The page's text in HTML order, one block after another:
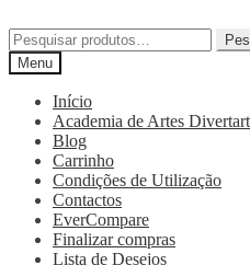
Menu
Início
Academia de Artes
Blog
Carrinho
Condições de Utilização
Contactos
EverCompare
Finalizar compras
Lista de Desejos